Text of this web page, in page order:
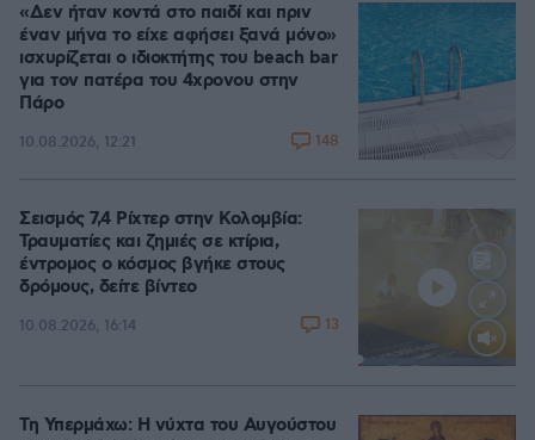
«Δεν ήταν κοντά στο παιδί και πριν
έναν μήνα το είχε αφήσει ξανά μόνο»
ισχυρίζεται ο ιδιοκτήτης του beach bar
για τον πατέρα του 4χρονου στην
Πάρο
10.08.2026, 12:21 148
Loaded:
Σεισμός 7,4 Ρίχτερ στην Κολομβία:
Τραυματίες και ζημιές σε κτίρια,
έντρομος ο κόσμος βγήκε στους
δρόμους, δείτε βίντεο
10.08.2026, 16:14 13
Τη Υπερμάχω: Η νύχτα του Αυγούστου